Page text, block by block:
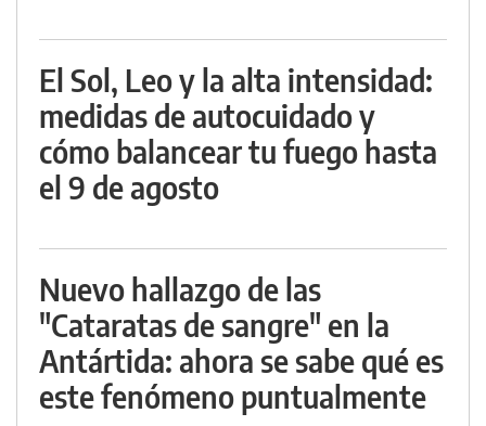
El Sol, Leo y la alta intensidad:
medidas de autocuidado y
cómo balancear tu fuego hasta
el 9 de agosto
Nuevo hallazgo de las
"Cataratas de sangre" en la
Antártida: ahora se sabe qué es
este fenómeno puntualmente